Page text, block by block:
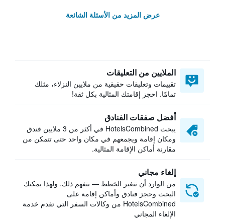
عرض المزيد من الأسئلة الشائعة
الملايين من التعليقات
تقييمات وتعليقات حقيقية من ملايين النزلاء، مثلك
تمامًا. احجز إقامتك المثالية بكل ثقة!
أفضل صفقات الفنادق
يبحث HotelsCombined في أكثر من 3 ملايين فندق
ومكان إقامة ويجمعهم في مكان واحد حتى تتمكن من
مقارنة أماكن الإقامة المثالية.
إلغاء مجاني
من الوارد أن تتغير الخطط — نتفهم ذلك. ولهذا يمكنك
البحث وحجز فنادق وأماكن إقامة على
HotelsCombined من وكالات السفر التي تقدم خدمة
الإلغاء المجاني